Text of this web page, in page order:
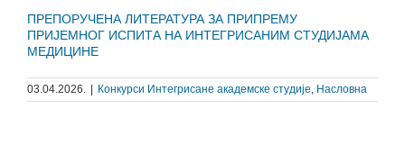
ПРЕПОРУЧЕНА ЛИТЕРАТУРА ЗА ПРИПРЕМУ
ПРИЈЕМНОГ ИСПИТА НА ИНТЕГРИСАНИМ СТУДИЈАМА
МЕДИЦИНЕ
03.04.2026. Конкурси Интегрисане академске студије, Насловна